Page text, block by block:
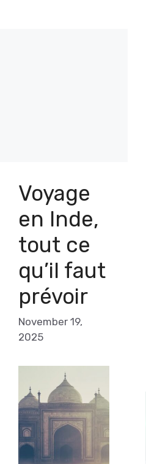
Voyage
en Inde,
tout ce
qu’il faut
prévoir
November 19,
2025